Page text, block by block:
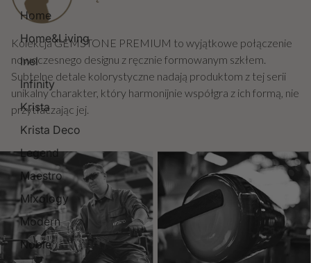
Home
Home&Living
Inel
Infinity
Krista
Krista Deco
Legend
Maestro
Mixology
Modern
Noble
Kolekcja GEMSTONE PREMIUM to wyjątkowe połączenie
nowoczesnego designu z ręcznie formowanym szkłem.
Subtelne detale kolorystyczne nadają produktom z tej serii
unikalny charakter, który harmonijnie współgra z ich formą, nie
przytłaczając jej.